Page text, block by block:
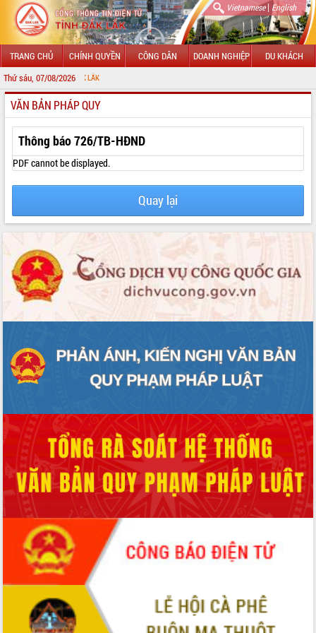
Vietnamese| English
TRANG CHỦ CHÍNH QUYỀN CÔNG DÂN DOANH NGHIỆP DU KHÁCH
Thứ sáu, 07/08/2026
GIỚI THIỆU
TIN TỨC SỰ KIỆN
UBND CÁC XÃ, PHƯỜNG
THÔNG TIN CHỈ ĐẠO ĐIỀU HÀNH
HỆ THỐNG VĂN BẢN
VĂN BẢN HĐND TỈNH
QUY HOẠCH - KẾ HOẠCH
VĂN BẢN PHÁP QUY
Thông báo 726/TB-HĐND
PDF cannot be displayed.
Quay lại